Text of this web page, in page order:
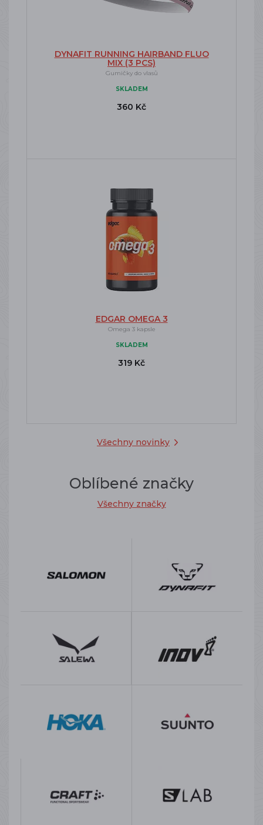
Všechny novinky
DYNAFIT RUNNING HAIRBAND FLUO
MIX (3 PCS)
Gumičky do vlasů
SKLADEM
360 Kč
EDGAR OMEGA 3
Omega 3 kapsle
SKLADEM
319 Kč
Oblíbené značky
Všechny značky